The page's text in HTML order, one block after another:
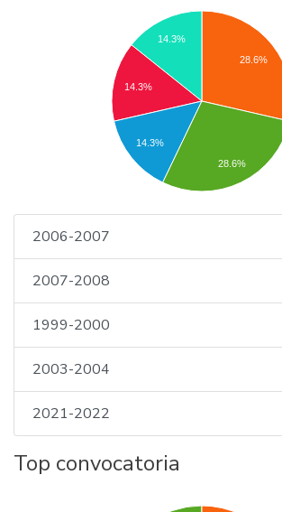
28.6%
14.3%
14.3%
14.3%
28.6%
2006-2007
2007-2008
1999-2000
2003-2004
2021-2022
Top convocatoria